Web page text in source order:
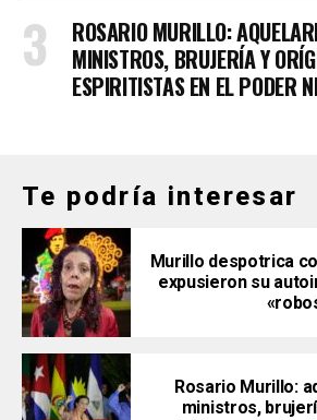
ROSARIO MURILLO:
MINISTROS, BRUJERÍA Y
ESPIRITISTAS EN EL PODER
Te podría interesar
Murillo despotrica
expusieron su
Rosario Murillo:
ministros,